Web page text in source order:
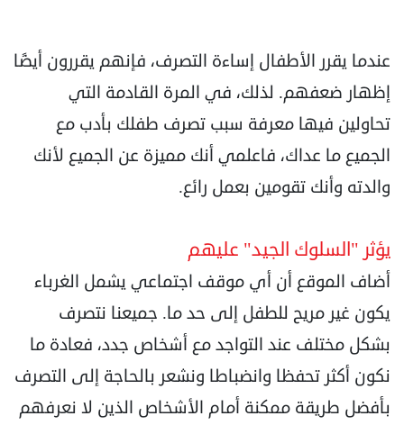
عندما يقرر الأطفال إساءة التصرف، فإنهم يقررون أيضًا
إظهار ضعفهم. لذلك، في المرة القادمة التي
تحاولين فيها معرفة سبب تصرف طفلك بأدب مع
الجميع ما عداك، فاعلمي أنك مميزة عن الجميع لأنك
والدته وأنك تقومين بعمل رائع.
يؤثر "السلوك الجيد" عليهم
أضاف الموقع أن أي موقف اجتماعي يشمل الغرباء
يكون غير مريح للطفل إلى حد ما. جميعنا نتصرف
بشكل مختلف عند التواجد مع أشخاص جدد، فعادة ما
نكون أكثر تحفظا وانضباطا ونشعر بالحاجة إلى التصرف
بأفضل طريقة ممكنة أمام الأشخاص الذين لا نعرفهم